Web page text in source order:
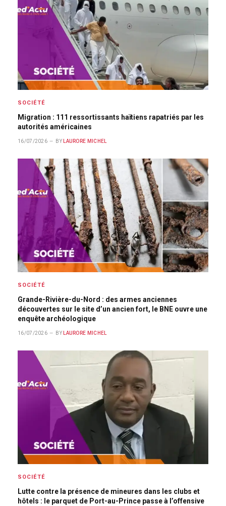
SOCIÉTÉ
Migration : 111 ressortissants haïtiens rapatriés par les
autorités américaines
16/07/2026 BY LAURORE MICHEL
SOCIÉTÉ
Grande-Rivière-du-Nord : des armes anciennes
découvertes sur le site d’un ancien fort, le BNE ouvre une
enquête archéologique
16/07/2026 BY LAURORE MICHEL
SOCIÉTÉ
Lutte contre la présence de mineures dans les clubs et
hôtels : le parquet de Port-au-Prince passe à l’offensive